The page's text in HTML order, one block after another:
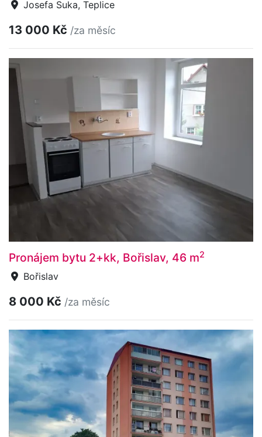
Josefa Suka, Teplice
13 000 Kč /za měsíc
Pronájem bytu 2+kk, Bořislav, 46 m2
Bořislav
8 000 Kč /za měsíc